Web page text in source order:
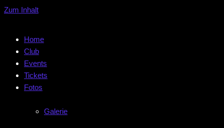
Zum Inhalt
Home
Club
Events
Tickets
Fotos
Galerie